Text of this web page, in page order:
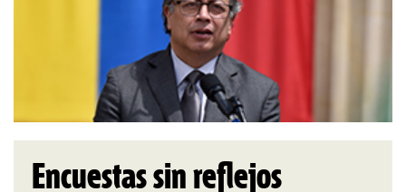
Encuestas sin reflejos